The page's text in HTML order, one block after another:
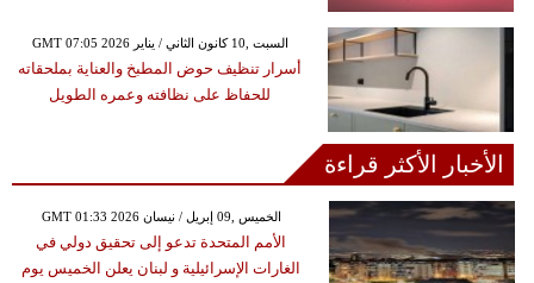
GMT 07:05 2026 السبت ,10 كانون الثاني / يناير
أسرار تنظيف حوض المطبخ والعناية بملحقاته
للحفاظ على نظافته وعمره الطويل
الأخبار الأكثر قراءة
GMT 01:33 2026 الخميس ,09 إبريل / نيسان
الأمم المتحدة تدعو إلى تحقيق دولي في
الغارات الإسرائيلية و لبنان يعلن الخميس يوم